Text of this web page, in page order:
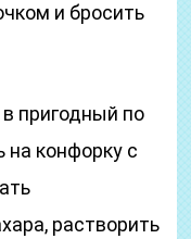
и бросить
пригодный по
на конфорку с
растворить